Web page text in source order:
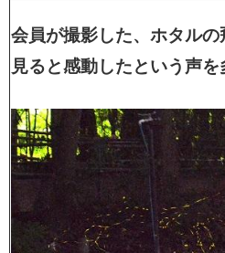
会員が撮影した、ホタル
見ると感動したという声を